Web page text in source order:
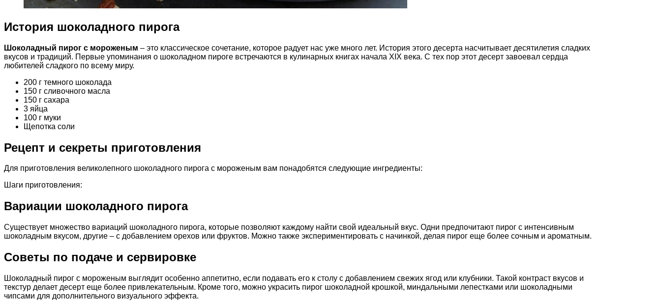
История шоколадного пирога
Шоколадный пирог с мороженым – это классическое сочетание, которое радует нас уже много лет. История этого десерта насчитывает десятилетия сладких
вкусов и традиций. Первые упоминания о шоколадном пироге встречаются в кулинарных книгах начала XIX века. С тех пор этот десерт завоевал сердца
любителей сладкого по всему миру.
200 г темного шоколада
150 г сливочного масла
150 г сахара
3 яйца
100 г муки
Щепотка соли
Рецепт и секреты приготовления
Для приготовления великолепного шоколадного пирога с мороженым вам понадобятся следующие ингредиенты:
Шаги приготовления:
Вариации шоколадного пирога
Существует множество вариаций шоколадного пирога, которые позволяют каждому найти свой идеальный вкус. Одни предпочитают пирог с интенсивным
шоколадным вкусом, другие – с добавлением орехов или фруктов. Можно также экспериментировать с начинкой, делая пирог еще более сочным и ароматным.
Советы по подаче и сервировке
Шоколадный пирог с мороженым выглядит особенно аппетитно, если подавать его к столу с добавлением свежих ягод или клубники. Такой контраст вкусов и
текстур делает десерт еще более привлекательным. Кроме того, можно украсить пирог шоколадной крошкой, миндальными лепестками или шоколадными
чипсами для дополнительного визуального эффекта.